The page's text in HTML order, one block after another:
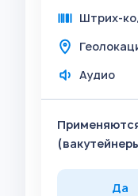
Штрих-
Аудио
Да